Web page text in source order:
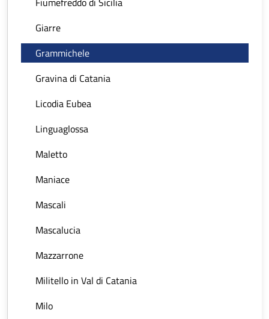
Giarre
Grammichele
Gravina di Catania
Licodia Eubea
Linguaglossa
Maletto
Maniace
Mascali
Mascalucia
Mazzarrone
Militello in Val di Catania
Milo